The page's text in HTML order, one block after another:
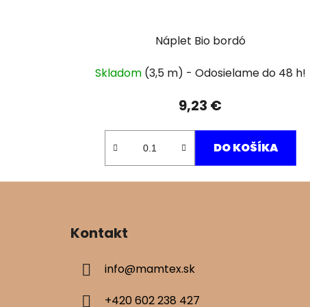
Náplet Bio bordó
Skladom (3,5 m)
9,23 €
DO KOŠÍKA
Kontakt
info@mamtex.sk
+420 602 238 427